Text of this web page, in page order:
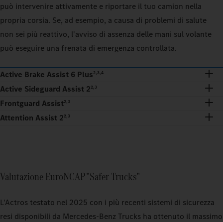
può intervenire attivamente e riportare il tuo camion nella
propria corsia. Se, ad esempio, a causa di problemi di salute
non sei più reattivo, l'avviso di assenza delle mani sul volante
può eseguire una frenata di emergenza controllata.
Active Brake Assist 6 Plus2,3,4
Active Sideguard Assist 22,3
Frontguard Assist2,3
Attention Assist 22,3
Valutazione EuroNCAP "Safer Trucks"
L'Actros testato nel 2025 con i più recenti sistemi di sicurezza
resi disponibili da Mercedes-Benz Trucks ha ottenuto il massimo